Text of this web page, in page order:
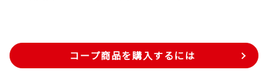
コープ商品を購入するには